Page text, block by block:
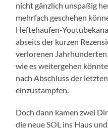
nicht gänzlich unspaßig
mehrfach geschehen
Heftehaufen-
abseits der kurzen
verlorenen
wie es weitergehen
nach Abschluss der
einzustampfen.
Doch dann kamen zwei
die neue SOL ins Haus